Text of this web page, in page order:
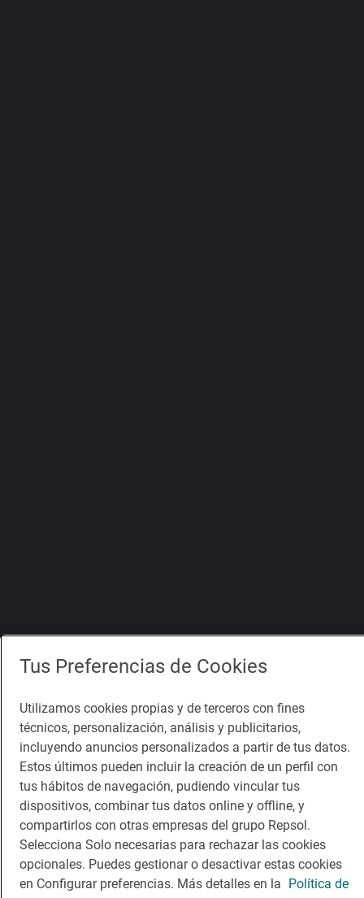
Tus Preferencias de Cookies
Utilizamos cookies propias y de terceros con fines
técnicos, personalización, análisis y publicitarios,
incluyendo anuncios personalizados a partir de tus datos.
Estos últimos pueden incluir la creación de un perfil con
tus hábitos de navegación, pudiendo vincular tus
dispositivos, combinar tus datos online y offline, y
compartirlos con otras empresas del grupo Repsol.
Selecciona Solo necesarias para rechazar las cookies
opcionales. Puedes gestionar o desactivar estas cookies
en Configurar preferencias. Más detalles en la Política de